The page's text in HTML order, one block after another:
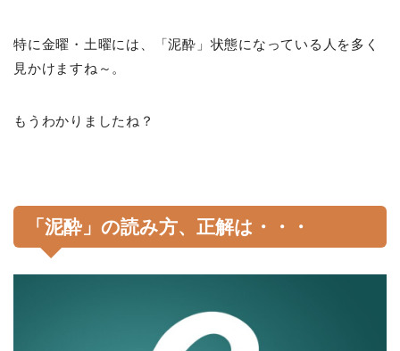
特に金曜・土曜には、「泥酔」状態になっている人を多く
見かけますね～。
もうわかりましたね？
「泥酔」の読み方、正解は・・・